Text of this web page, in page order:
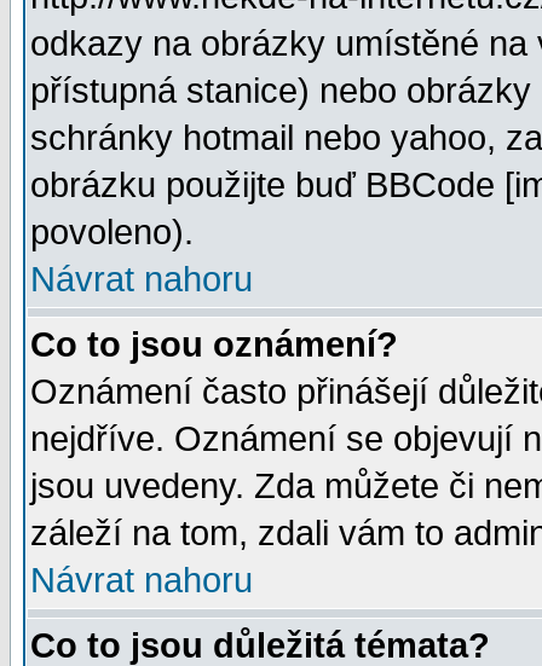
odkazy na obrázky umístěné
přístupná stanice) nebo
schránky hotmail nebo yahoo,
obrázku použijte buď BBCode
povoleno).
Návrat nahoru
Co to jsou oznámení?
Oznámení často přinášejí
nejdříve. Oznámení se objevují
jsou uvedeny. Zda můžete či
záleží na tom, zdali vám to
Návrat nahoru
Co to jsou důležitá témata?